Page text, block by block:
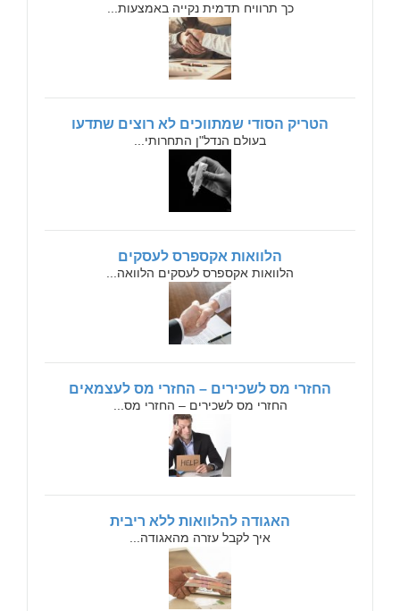
כך תרוויח תדמית נקייה באמצעות...
הטריק הסודי שמתווכים לא רוצים שתדעו
בעולם הנדל"ן התחרותי...
הלוואות אקספרס לעסקים
הלוואות אקספרס לעסקים הלוואה...
החזרי מס לשכירים – החזרי מס לעצמאים
החזרי מס לשכירים – החזרי מס...
האגודה להלוואות ללא ריבית
איך לקבל עזרה מהאגודה...